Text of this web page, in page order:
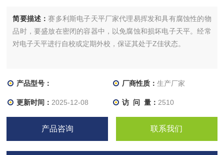
简要描述：赛多利斯电子天平厂家代理易挥发和具有腐蚀性的物
品时，要盛放在密闭的容器中，以免腐蚀和损坏电子天平。经常
对电子天平进行自校或定期外校，保证其处于Z佳状态。
产品型号： 厂商性质： 生产厂家
更新时间： 2025-12-08 访 问 量： 2510
产品咨询 联系我们